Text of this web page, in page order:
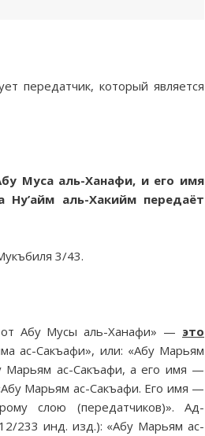
передатчик, который является
Муса аль-Ханафи, и его имя
аль-Хакийм передаёт
3/43.
Абу Мусы аль-Ханафи» — это
ас-Сакъафи», или: «Абу Марьям
Марьям ас-Сакъафи, а его имя —
Марьям ас-Сакъафи. Его имя —
слою (передатчиков)». Ад-
233 инд. изд.): «Абу Марьям ас-